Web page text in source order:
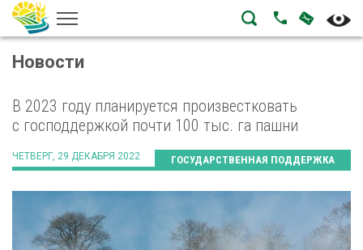
ПОЗВОНИТЬ
Новости
В 2023 году планируется произвестковать
с господдержкой почти 100 тыс. га пашни
ГОСУДАРСТВЕННАЯ ПОДДЕРЖКА
ЧЕТВЕРГ, 29 ДЕКАБРЯ 2022